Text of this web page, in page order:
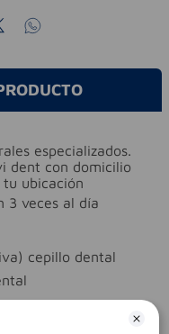
dent con domicilio
ubicación
3 veces al día
cepillo dental